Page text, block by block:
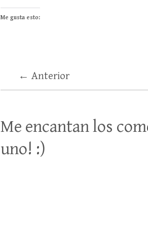
Me gusta esto:
← Anterior
Me encantan los
uno! :)